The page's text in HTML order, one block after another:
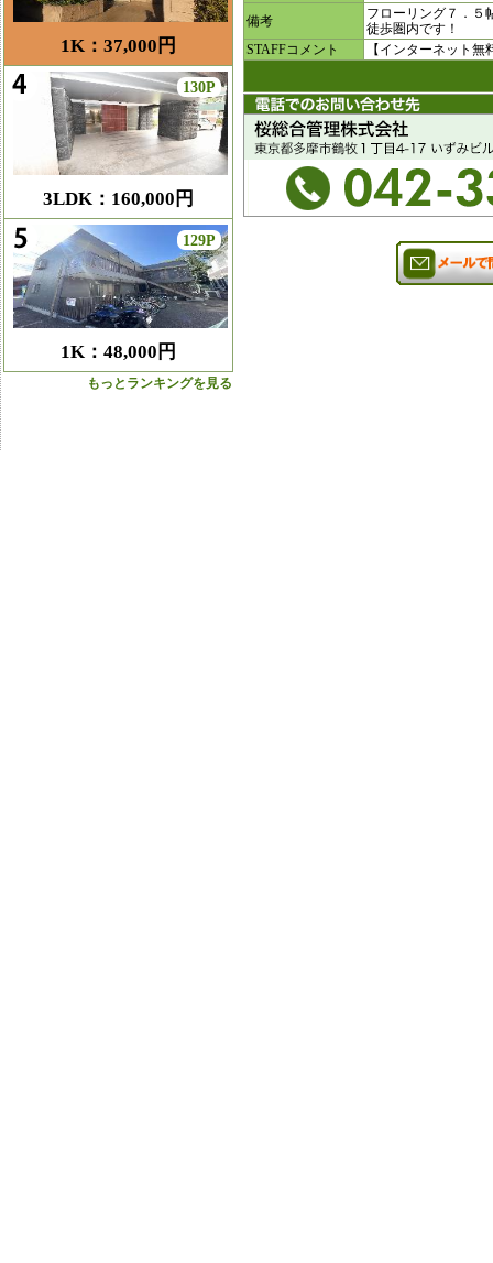
備考
フローリング７．５
徒歩圏内です！
STAFFコメント
【インターネット
1K：37,000円
3LDK：160,000円
130P
1K：48,000円
129P
もっとランキングを見る